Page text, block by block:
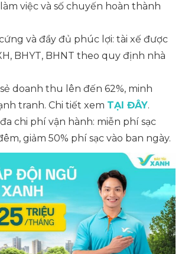
việc và số chuyến hoàn thành
và đầy đủ phúc lợi: tài xế được
BHYT, BHNT theo quy định nhà
doanh thu lên đến 62%, minh
tranh. Chi tiết xem TẠI ĐÂY.
chi phí vận hành: miễn phí sạc
giảm 50% phí sạc vào ban ngày.